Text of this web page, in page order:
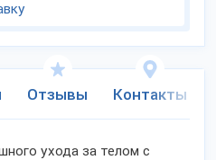
Отзывы Контакты
ухода за телом с